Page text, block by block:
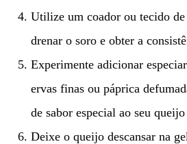
Utilize um coador ou tecido de
drenar o soro e obter a
Experimente adicionar
ervas finas ou páprica
de sabor especial ao seu
Deixe o queijo descansar na